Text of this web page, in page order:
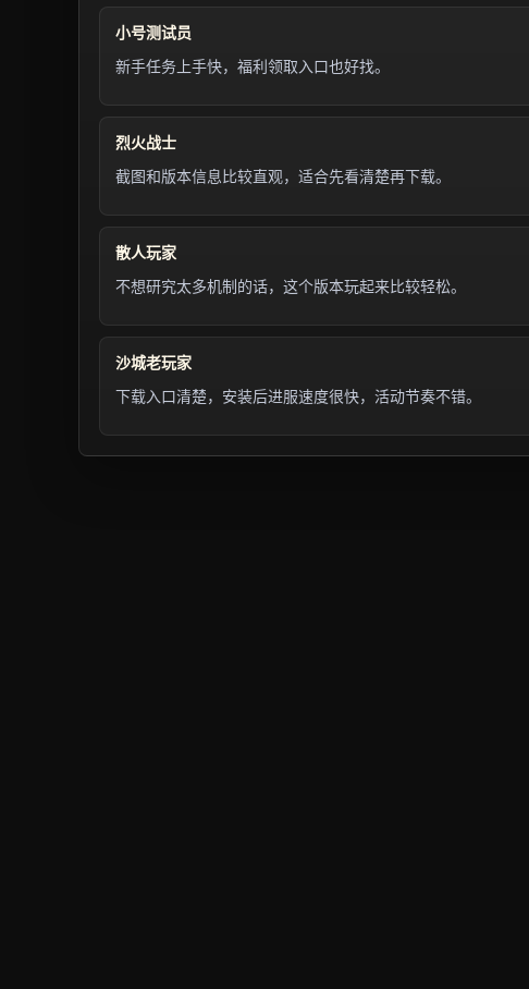
小号测试员
新手任务上手快，福利领取入口也好找。
烈火战士
截图和版本信息比较直观，适合先看清楚再下载。
散人玩家
不想研究太多机制的话，这个版本玩起来比较轻松。
沙城老玩家
下载入口清楚，安装后进服速度很快，活动节奏不错。